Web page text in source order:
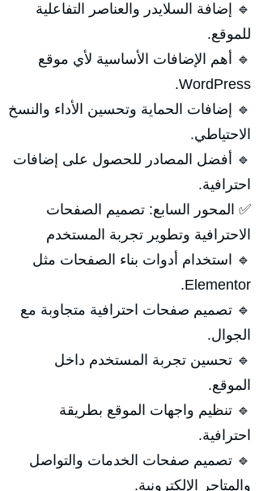
🔹 إضافة السلايدر والعناصر التفاعلية
للموقع.
🔹 أهم الإضافات الأساسية لأي موقع
WordPress.
🔹 إضافات الحماية وتحسين الأداء والنسخ
الاحتياطي.
🔹 أفضل المصادر للحصول على إضافات
احترافية.
✅ المحور السابع: تصميم الصفحات
الاحترافية وتطوير تجربة المستخدم
🔹 استخدام أدوات بناء الصفحات مثل
Elementor.
🔹 تصميم صفحات احترافية متجاوبة مع
الجوال.
🔹 تحسين تجربة المستخدم داخل
الموقع.
🔹 تنظيم واجهات الموقع بطريقة
احترافية.
🔹 تصميم صفحات الخدمات والتواصل
والمتاجر الإلكترونية.